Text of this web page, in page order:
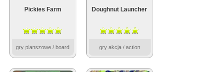
Pickies Farm
gry planszowe / board
Doughnut Launcher
gry akcja / action